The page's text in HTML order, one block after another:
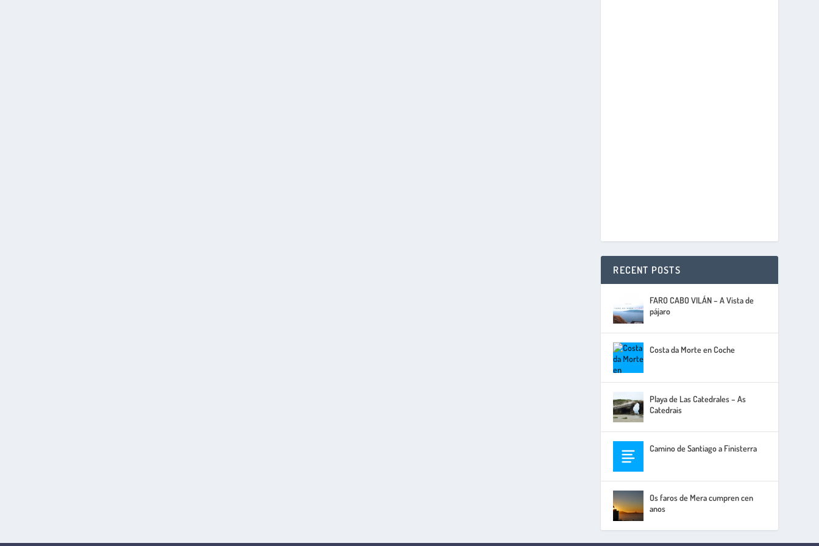
RECENT POSTS
FARO CABO VILÁN – A Vista de
pájaro
Costa da Morte en Coche
Playa de Las Catedrales – As
Catedrais
Camino de Santiago a Finisterra
Os faros de Mera cumpren cen
anos